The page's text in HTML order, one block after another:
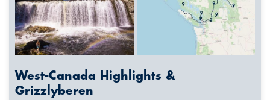
West-Canada Highlights &
Grizzlyberen